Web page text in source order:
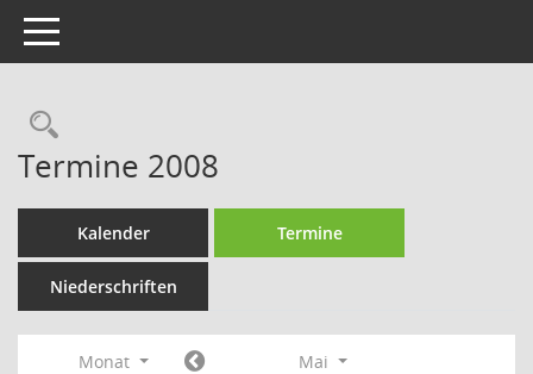
Toggle navigation
Rechercheauswahl
Termine 2008
Kalender Termine
Niederschriften
Monat
Mai